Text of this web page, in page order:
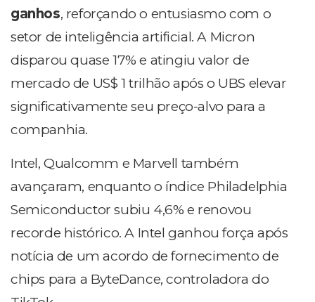
ganhos, reforçando o entusiasmo com o
setor de inteligência artificial. A Micron
disparou quase 17% e atingiu valor de
mercado de US$ 1 trilhão após o UBS elevar
significativamente seu preço-alvo para a
companhia.
Intel, Qualcomm e Marvell também
avançaram, enquanto o índice Philadelphia
Semiconductor subiu 4,6% e renovou
recorde histórico. A Intel ganhou força após
notícia de um acordo de fornecimento de
chips para a ByteDance, controladora do